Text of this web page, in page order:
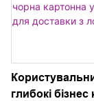
глибокі бізнес